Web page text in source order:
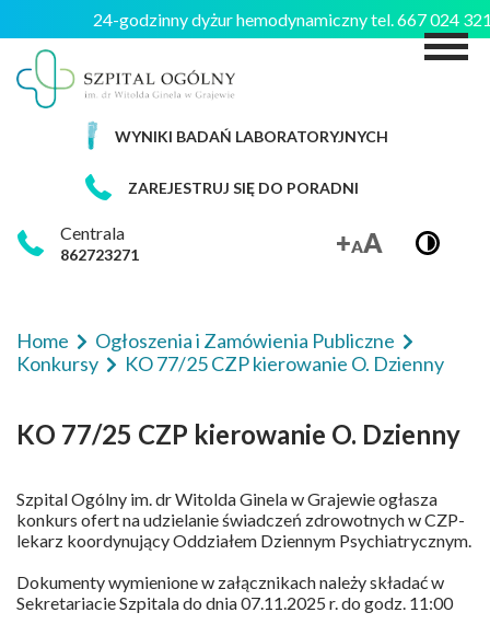
24-godzinny dyżur hemodynamiczny tel. 667 024
WYNIKI BADAŃ LABORATORYJNYCH
ZAREJESTRUJ SIĘ DO PORADNI
Centrala
862723271
Home
Ogłoszenia i Zamówienia Publiczne
Konkursy
KO 77/25 CZP kierowanie O. Dzienny
KO 77/25 CZP kierowanie O. Dzienny
Szpital Ogólny im. dr Witolda Ginela w Grajewie ogłasza
konkurs ofert na udzielanie świadczeń zdrowotnych w CZP-
lekarz koordynujący Oddziałem Dziennym Psychiatrycznym.
Dokumenty wymienione w załącznikach należy składać w
Sekretariacie Szpitala do dnia 07.11.2025 r. do godz. 11:00